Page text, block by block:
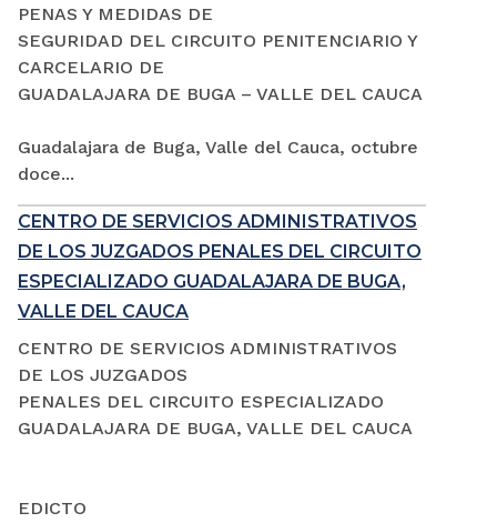
PENAS Y MEDIDAS DE
SEGURIDAD DEL CIRCUITO PENITENCIARIO Y
CARCELARIO DE
GUADALAJARA DE BUGA – VALLE DEL CAUCA
Guadalajara de Buga, Valle del Cauca, octubre
doce...
CENTRO DE SERVICIOS ADMINISTRATIVOS
DE LOS JUZGADOS PENALES DEL CIRCUITO
ESPECIALIZADO GUADALAJARA DE BUGA,
VALLE DEL CAUCA
CENTRO DE SERVICIOS ADMINISTRATIVOS
DE LOS JUZGADOS
PENALES DEL CIRCUITO ESPECIALIZADO
GUADALAJARA DE BUGA, VALLE DEL CAUCA
EDICTO